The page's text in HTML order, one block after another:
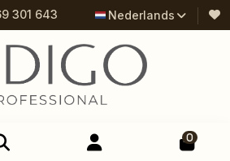
301 643 Nederlands
0